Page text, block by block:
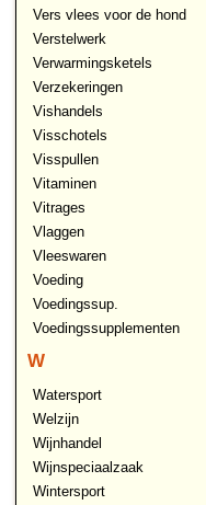
Vers vlees voor de hond
Verstelwerk
Verwarmingsketels
Verzekeringen
Vishandels
Visschotels
Visspullen
Vitaminen
Vitrages
Vlaggen
Vleeswaren
Voeding
Voedingssup.
Voedingssupplementen
W
Watersport
Welzijn
Wijnhandel
Wijnspeciaalzaak
Wintersport